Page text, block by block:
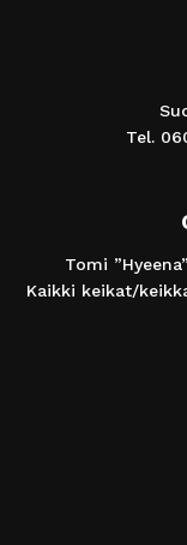
Tel.
Tomi
Kaikki keikat/